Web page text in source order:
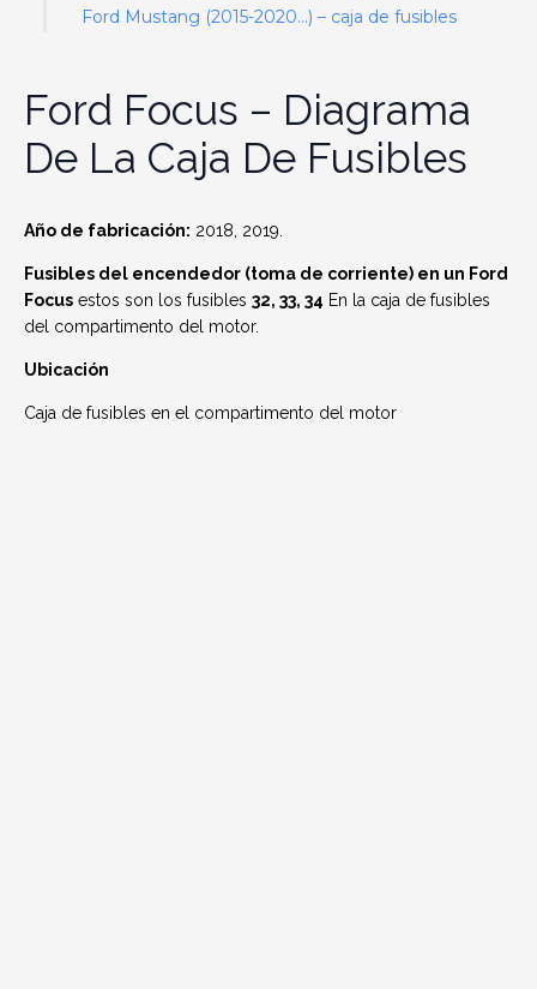
Ford Mustang (2015-2020…) – caja de fusibles
Ford Focus – Diagrama
De La Caja De Fusibles
Año de fabricación: 2018, 2019.
Fusibles del encendedor (toma de corriente) en un Ford
Focus estos son los fusibles 32, 33, 34 En la caja de fusibles
del compartimento del motor.
Ubicación
Caja de fusibles en el compartimento del motor